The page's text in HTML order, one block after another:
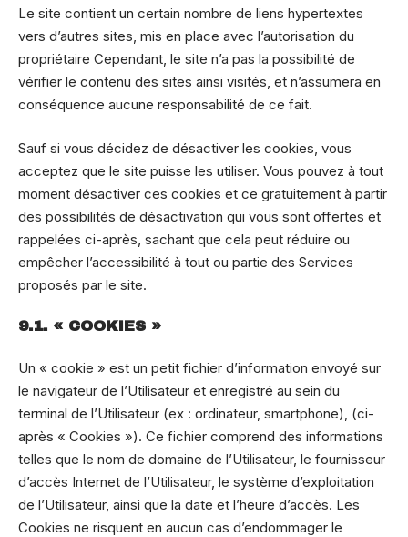
Le site contient un certain nombre de liens hypertextes
vers d’autres sites, mis en place avec l’autorisation du
propriétaire Cependant, le site n’a pas la possibilité de
vérifier le contenu des sites ainsi visités, et n’assumera en
conséquence aucune responsabilité de ce fait.
Sauf si vous décidez de désactiver les cookies, vous
acceptez que le site puisse les utiliser. Vous pouvez à tout
moment désactiver ces cookies et ce gratuitement à partir
des possibilités de désactivation qui vous sont offertes et
rappelées ci-après, sachant que cela peut réduire ou
empêcher l’accessibilité à tout ou partie des Services
proposés par le site.
9.1. « COOKIES »
Un « cookie » est un petit fichier d’information envoyé sur
le navigateur de l’Utilisateur et enregistré au sein du
terminal de l’Utilisateur (ex : ordinateur, smartphone), (ci-
après « Cookies »). Ce fichier comprend des informations
telles que le nom de domaine de l’Utilisateur, le fournisseur
d’accès Internet de l’Utilisateur, le système d’exploitation
de l’Utilisateur, ainsi que la date et l’heure d’accès. Les
Cookies ne risquent en aucun cas d’endommager le